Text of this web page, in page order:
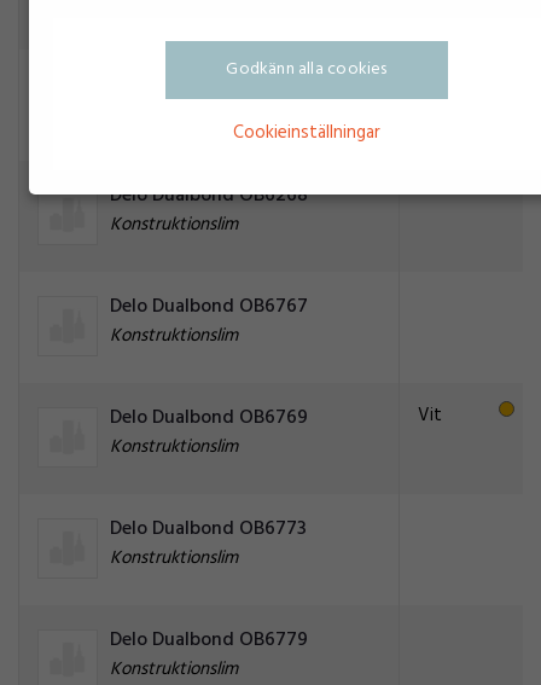
Delo Dualbond OB6235
Delo Dualbond OB6268
Konstruktionslim
Delo Dualbond OB6767
Konstruktionslim
Delo Dualbond OB6769
Konstruktionslim
Vit
Delo Dualbond OB6773
Konstruktionslim
Delo Dualbond OB6779
Konstruktionslim
Godkänn alla cookies
Cookieinställningar